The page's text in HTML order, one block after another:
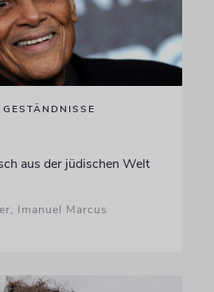
aus der jüdischen Welt
Imanuel Marcus